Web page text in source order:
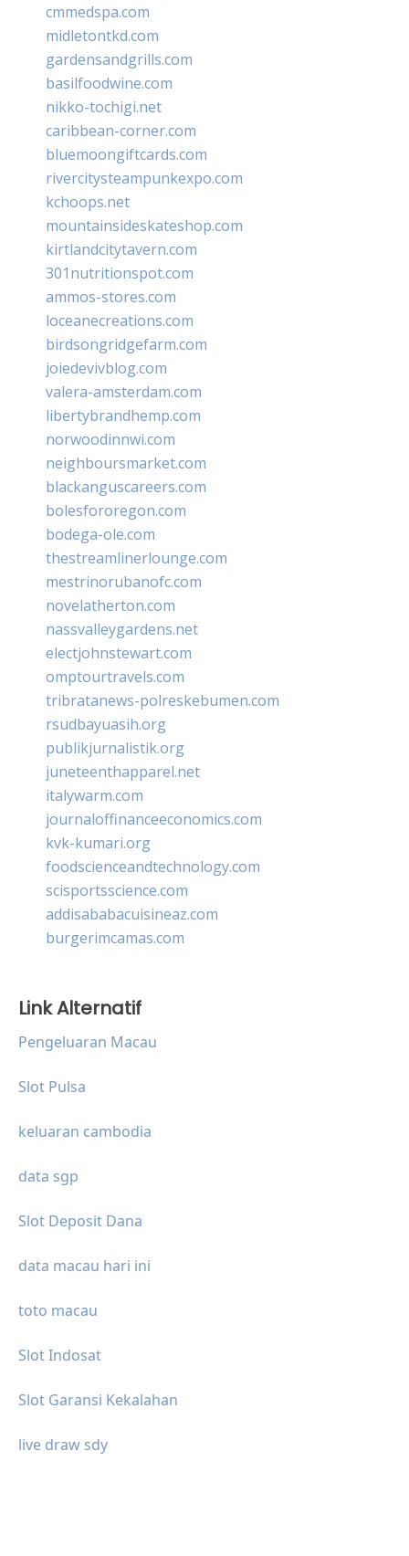
cmmedspa.com
midletontkd.com
gardensandgrills.com
basilfoodwine.com
nikko-tochigi.net
caribbean-corner.com
bluemoongiftcards.com
rivercitysteampunkexpo.com
kchoops.net
mountainsideskateshop.com
kirtlandcitytavern.com
301nutritionspot.com
ammos-stores.com
loceanecreations.com
birdsongridgefarm.com
joiedevivblog.com
valera-amsterdam.com
libertybrandhemp.com
norwoodinnwi.com
neighboursmarket.com
blackanguscareers.com
bolesfororegon.com
bodega-ole.com
thestreamlinerlounge.com
mestrinorubanofc.com
novelatherton.com
nassvalleygardens.net
electjohnstewart.com
omptourtravels.com
tribratanews-polreskebumen.com
rsudbayuasih.org
publikjurnalistik.org
juneteenthapparel.net
italywarm.com
journaloffinanceeconomics.com
kvk-kumari.org
foodscienceandtechnology.com
scisportsscience.com
addisababacuisineaz.com
burgerimcamas.com
Link Alternatif
Pengeluaran Macau
Slot Pulsa
keluaran cambodia
data sgp
Slot Deposit Dana
data macau hari ini
toto macau
Slot Indosat
Slot Garansi Kekalahan
live draw sdy